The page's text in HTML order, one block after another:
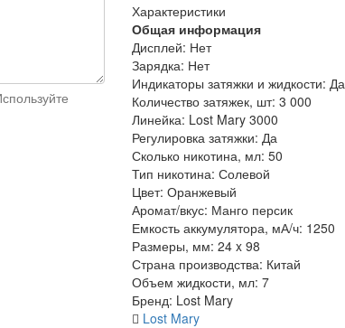
Характеристики
Общая информация
Дисплей: Нет
Зарядка: Нет
Индикаторы затяжки и жидкости: Да
Количество затяжек, шт: 3 000
Линейка: Lost Mary 3000
Регулировка затяжки: Да
Сколько никотина, мл: 50
Тип никотина: Солевой
Цвет: Оранжевый
Аромат/вкус: Манго персик
Емкость аккумулятора, мА/ч: 1250
Размеры, мм: 24 x 98
Страна производства: Китай
Объем жидкости, мл: 7
Бренд: Lost Mary
Lost Mary